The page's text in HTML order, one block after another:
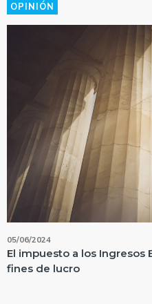
OPINIÓN
05/06/2024
El impuesto a los Ingresos
fines de lucro